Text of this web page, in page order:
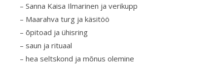
– Sanna Kaisa Ilmarinen ja verikupp
– Maarahva turg ja käsitöö
– õpitoad ja ühisring
– saun ja rituaal
– hea seltskond ja mõnus olemine